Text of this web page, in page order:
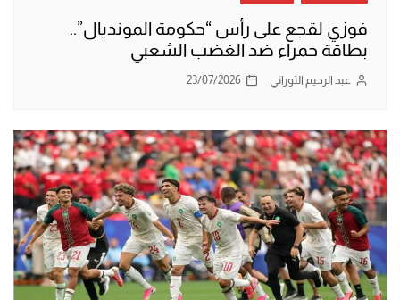
فوزي لقجع على رأس “حكومة المونديال”..
بطاقة حمراء ضد الغضب الشعبي
عبد الرحيم التوراني 23/07/2026